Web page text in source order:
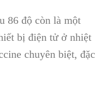
86 độ còn là một
bị điện tử ở nhiệt
chuyên biệt, đặc